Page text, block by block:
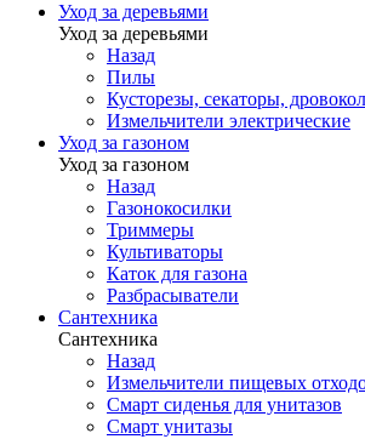
Уход за деревьями
Уход за деревьями
Назад
Пилы
Кусторезы, секаторы,
Измельчители электрические
Уход за газоном
Уход за газоном
Назад
Газонокосилки
Триммеры
Культиваторы
Каток для газона
Разбрасыватели
Сантехника
Сантехника
Назад
Измельчители пищевых
Смарт сиденья для унитазов
Смарт унитазы